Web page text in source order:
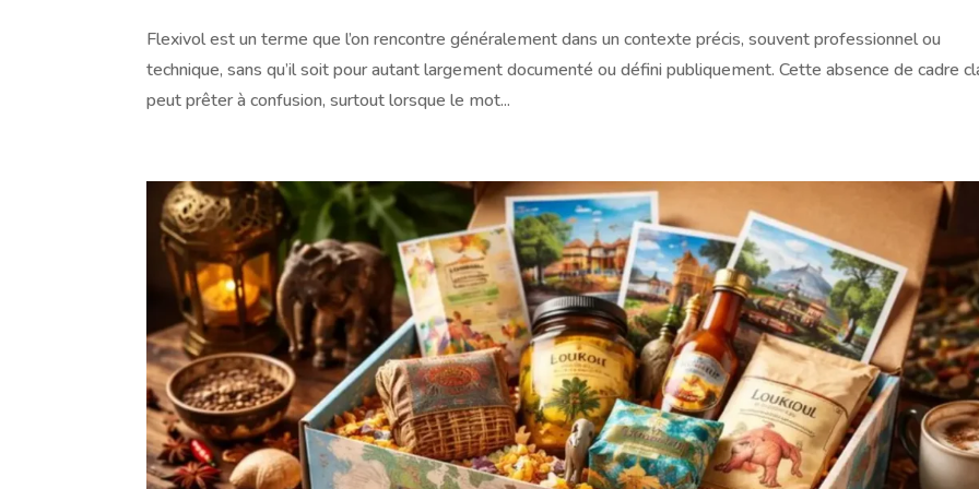
Flexivol est un terme que l’on rencontre généralement dans un contexte précis, souvent professionnel ou
technique, sans qu’il soit pour autant largement documenté ou défini publiquement. Cette absence de cadre
peut prêter à confusion, surtout lorsque le mot...